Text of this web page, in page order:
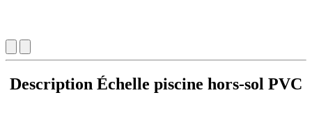
Description Échelle piscine hors-sol PVC